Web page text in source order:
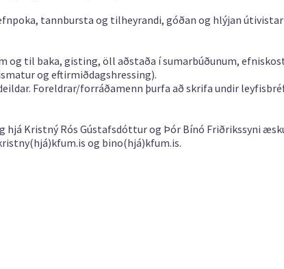
tannbursta og tilheyrandi, góðan og hlýjan
og til baka, gisting, öll aðstaða í sumarbúðunum,
og eftirmiðdagshressing).
Foreldrar/forráðamenn þurfa að skrifa undir
Kristný Rós Gústafsdóttur og Þór Bínó Friðrikssyni
og bino(hjá)kfum.is.